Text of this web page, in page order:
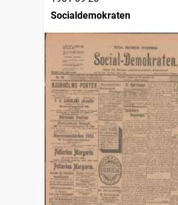
Socialdemokraten